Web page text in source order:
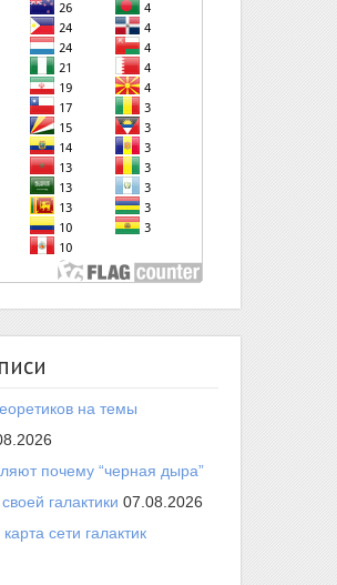
на темы
почему “черная дыра”
галактики 07.08.2026
сети галактик